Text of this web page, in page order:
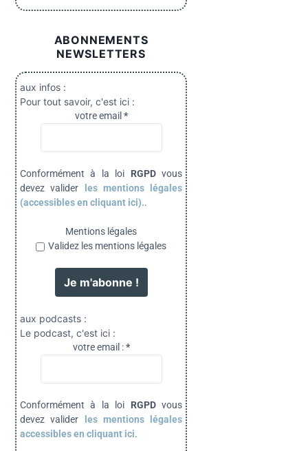
ABONNEMENTS
NEWSLETTERS
aux infos :
Pour tout savoir, c'est ici :
votre email *
Conformément à la loi RGPDvous
devez valider
les mentions légales
(accessibles en cliquant ici)..
Mentions légales
Validez les mentions légales
aux podcasts :
Le podcast, c'est ici :
votre email :*
Conformément à la loi RGPDvous
devez valider
les mentions légales
accessibles en cliquant ici.